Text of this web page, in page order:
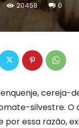
20458 0
cereja-
silvestre. O
essa razão,